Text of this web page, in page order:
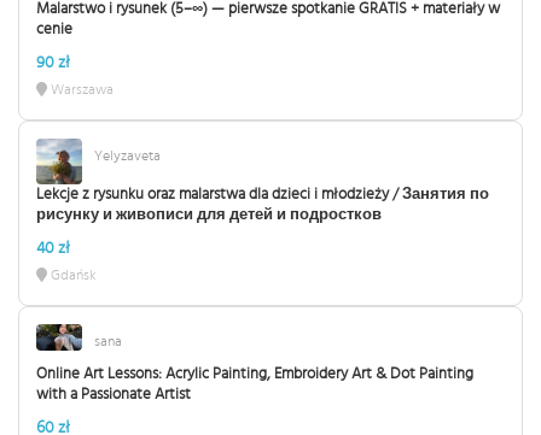
Malarstwo i rysunek (5–∞) — pierwsze spotkanie GRATIS + materiały w
cenie
90 zł
Warszawa
Yelyzaveta
Lekcje z rysunku oraz malarstwa dla dzieci i młodzieży / Занятия по
рисунку и живописи для детей и подростков
40 zł
Gdańsk
sana
Online Art Lessons: Acrylic Painting, Embroidery Art & Dot Painting
with a Passionate Artist
60 zł